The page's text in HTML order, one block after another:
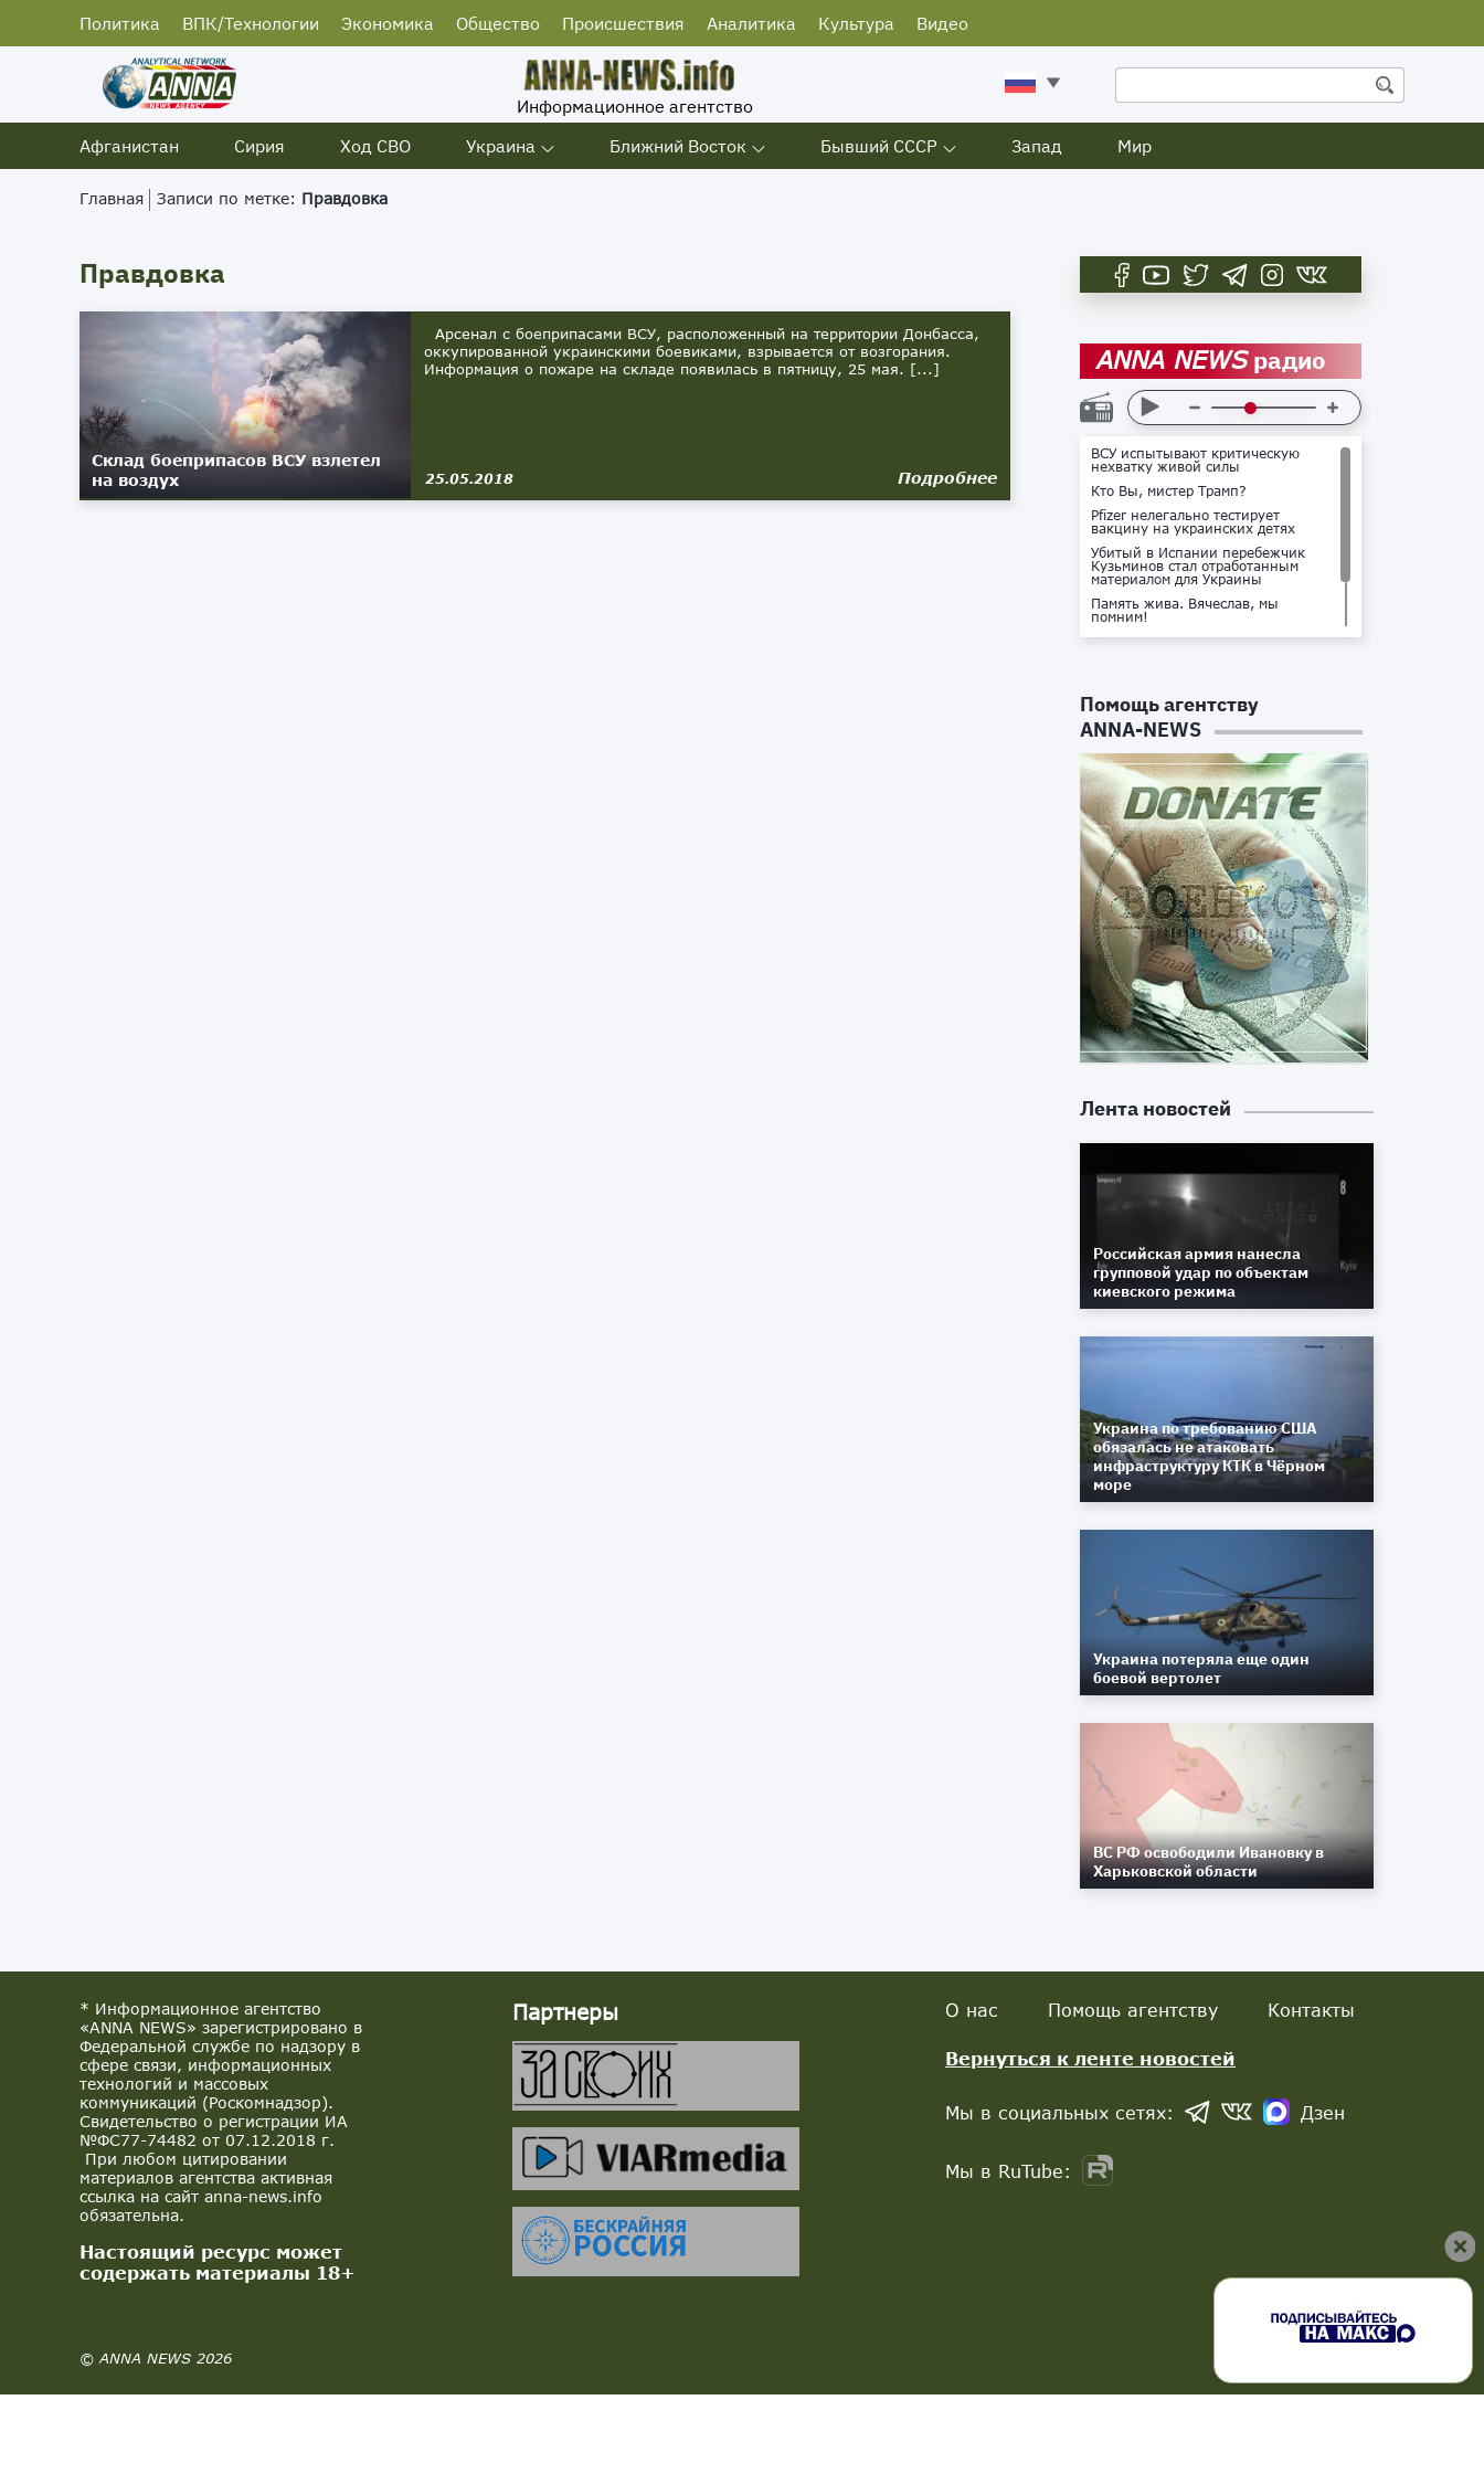
Политика ВПК/Технологии Экономика Общество Происшествия Аналитика Культура Видео
Информационное агентство
Афганистан
Сирия Ход СВО Украина Ближний Восток Бывший СССР Запад Мир
Главная Записи по метке: Правдовка
Правдовка
Склад боеприпасов ВСУ взлетел
на воздух
Арсенал с боеприпасами ВСУ, расположенный на территории Донбасса,
оккупированной украинскими боевиками, взрывается от возгорания.
Информация о пожаре на складе появилась в пятницу, 25 мая. [...]
25.05.2018 Подробнее
ANNA NEWSрадио
ВСУ испытывают критическую
нехватку живой силы
Кто Вы, мистер Трамп?
Pfizer нелегально тестирует
вакцину на украинских детях
Убитый в Испании перебежчик
Кузьминов стал отработанным
материалом для Украины
Память жива. Вячеслав, мы
помним!
Не доставайся ты никому!
Помощь агентству
ANNA-NEWS
Лента новостей
Российская армия нанесла
групповой удар по объектам
киевского режима
Украина по требованию США
обязалась не атаковать
инфраструктуру КТК в Чёрном
море
Украина потеряла еще один
боевой вертолет
ВС РФ освободили Ивановку в
Харьковской области
* Информационное агентство
«ANNA NEWS» зарегистрировано в
Федеральной службе по надзору в
сфере связи, информационных
технологий и массовых
коммуникаций (Роскомнадзор).
Свидетельство о регистрации ИА
№ФС77-74482 от 07.12.2018 г.
При любом цитировании
материалов агентства активная
ссылка на сайт anna-news.info
обязательна.
Настоящий ресурс может
содержать материалы 18+
© ANNA NEWS 2026
Партнеры О нас Помощь агентству Контакты
Вернуться к ленте новостей
Мы в социальных сетях: Дзен
Мы в RuTube: